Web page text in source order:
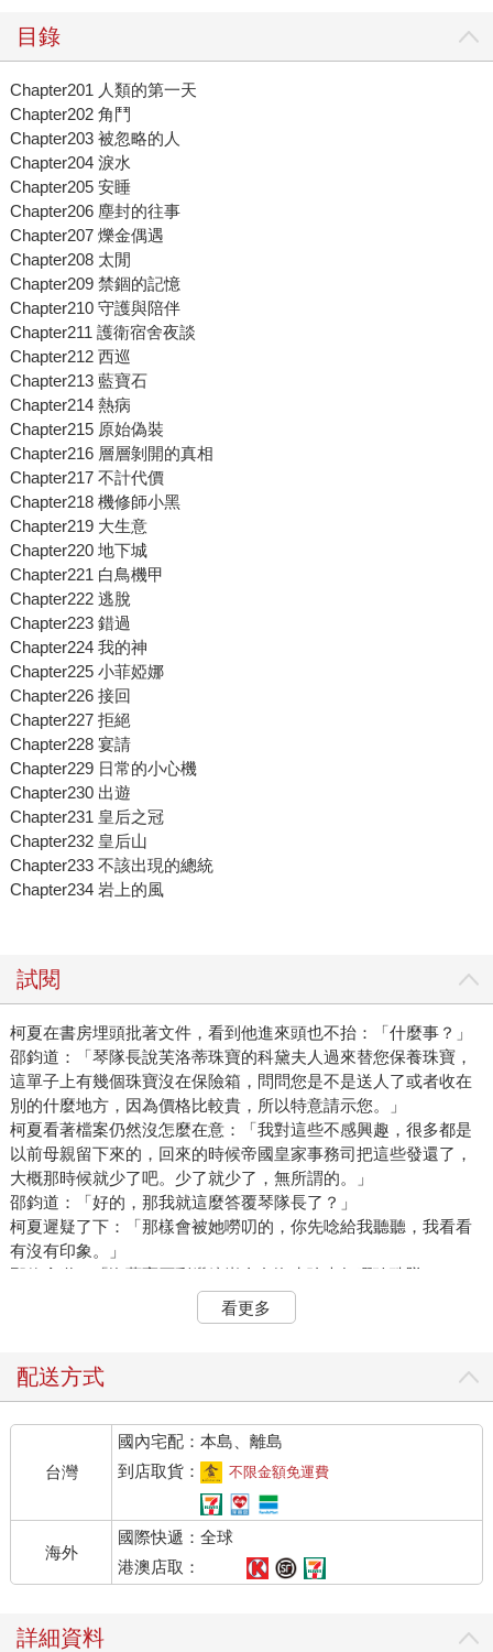
目錄
Chapter201 人類的第一天
Chapter202 角鬥
Chapter203 被忽略的人
Chapter204 淚水
Chapter205 安睡
Chapter206 塵封的往事
Chapter207 爍金偶遇
Chapter208 太閒
Chapter209 禁錮的記憶
Chapter210 守護與陪伴
Chapter211 護衛宿舍夜談
Chapter212 西巡
Chapter213 藍寶石
Chapter214 熱病
Chapter215 原始偽裝
Chapter216 層層剝開的真相
Chapter217 不計代價
Chapter218 機修師小黑
Chapter219 大生意
Chapter220 地下城
Chapter221 白鳥機甲
Chapter222 逃脫
Chapter223 錯過
Chapter224 我的神
Chapter225 小菲婭娜
Chapter226 接回
Chapter227 拒絕
Chapter228 宴請
Chapter229 日常的小心機
Chapter230 出遊
Chapter231 皇后之冠
Chapter232 皇后山
Chapter233 不該出現的總統
Chapter234 岩上的風
試閱
柯夏在書房埋頭批著文件，看到他進來頭也不抬：「什麼事？」
邵鈞道：「琴隊長說芙洛蒂珠寶的科黛夫人過來替您保養珠寶，
這單子上有幾個珠寶沒在保險箱，問問您是不是送人了或者收在
別的什麼地方，因為價格比較貴，所以特意請示您。」
柯夏看著檔案仍然沒怎麼在意：「我對這些不感興趣，很多都是
以前母親留下來的，回來的時候帝國皇家事務司把這些發還了，
大概那時候就少了吧。少了就少了，無所謂的。」
邵鈞道：「好的，那我就這麼答覆琴隊長了？」
柯夏遲疑了下：「那樣會被她嘮叨的，你先唸給我聽聽，我看看
有沒有印象。」
邵鈞念道：「海藍寶石彩鑽鑲嵌金色海水強光無暇珍珠墜。」
柯夏想了下道：「那個在替妹妹的禮服裙做別針時不小心弄丟
柯夏回憶了下道：「那個送舅母了。」
柯夏道：「皇后想要打個寶冠，聽說母親有這個，正好配色，就
要了過去，那時候有拿了顆差不多的粉鑽來換。」
「守候祕銀對戒一對。」
柯夏道：「沒聽說過這個，什麼時候做的？是不是我父親訂製
的。」
邵鈞道：「去年才訂製的。」
柯夏抬起頭，邵鈞補充：「您親自訂製的，訂製地點在聯盟芙洛
蒂珠寶分店。」
果然時間地點都如邵鈞所說，具體描述為名家設計，由「陪伴」
看更多
配送方式
台灣
國內宅配：本島、離島
到店取貨：
不限金額免運費
海外
國際快遞：全球
港澳店取：
詳細資料